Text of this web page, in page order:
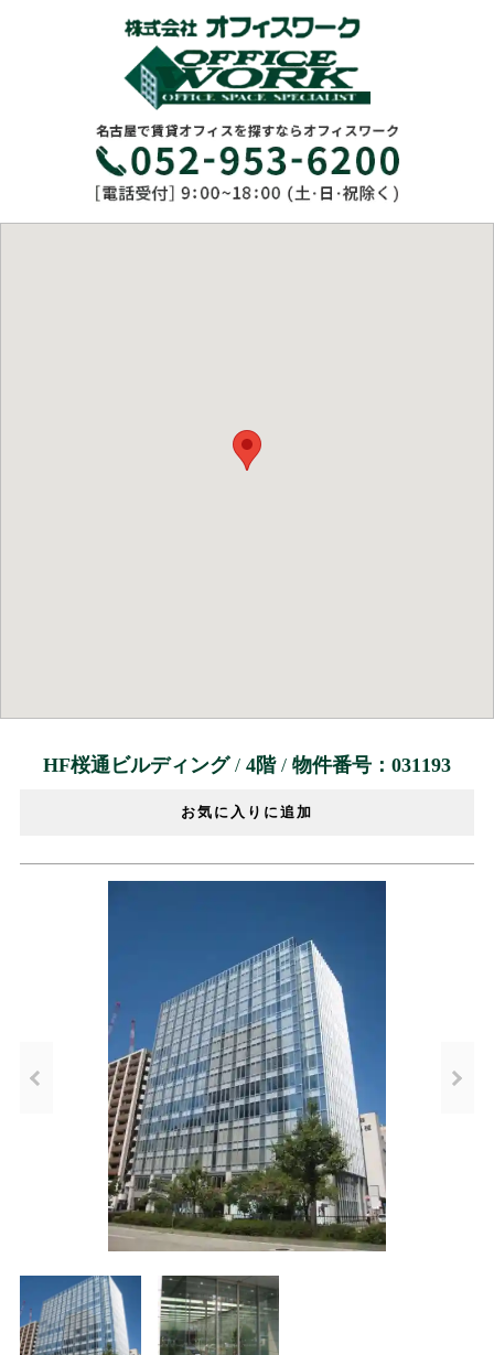
HF桜通ビルディング / 4階 / 物件番号：031193
お気に入りに追加